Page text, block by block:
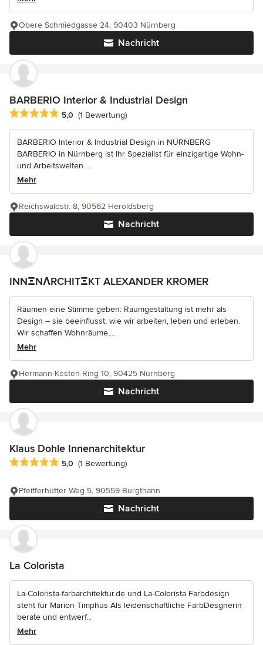
Nachricht
Obere Schmiedgasse 24, 90403 Nürnberg
BARBERIO Interior & Industrial Design
Durchschnittliche Bewertung: 5 von 5 Sternen
5,0 (1 Bewertung)
BARBERIO Interior & Industrial Design in NÜRNBERG
BARBERIO in Nürnberg ist Ihr Spezialist für einzigartige Wohn-
und Arbeitswelten....
Mehr
Nachricht
Reichswaldstr. 8, 90562 Heroldsberg
INNΞNΛRCHITΞKT ALEXANDER KROMER
Räumen eine Stimme geben: Raumgestaltung ist mehr als
Design – sie beeinflusst, wie wir arbeiten, leben und erleben.
Wir schaffen Wohnräume,...
Mehr
Nachricht
Hermann-Kesten-Ring 10, 90425 Nürnberg
Klaus Dohle Innenarchitektur
Durchschnittliche Bewertung: 5 von 5 Sternen
5,0 (1 Bewertung)
Nachricht
Pfeifferhütter Weg 5, 90559 Burgthann
La Colorista
La-Colorista-farbarchitektur.de und La-Colorista Farbdesign
steht für Marion Timphus Als leidenschaftliche FarbDesgnerin
berate und entwerf...
Mehr